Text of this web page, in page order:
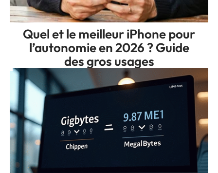
Quel et le meilleur iPhone pour
l’autonomie en 2026 ? Guide
des gros usages